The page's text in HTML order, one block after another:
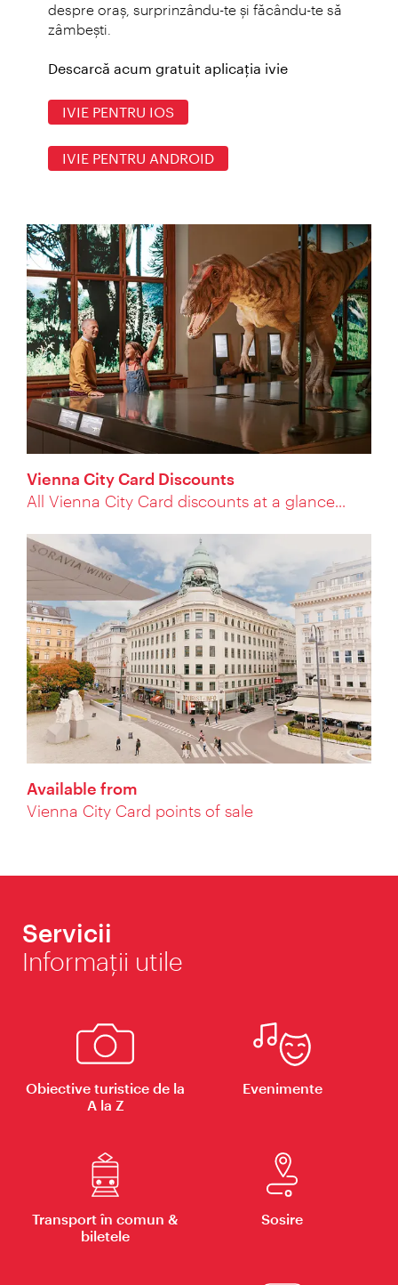
despre oraş, surprinzându-te şi făcându-te să
zâmbeşti.
Descarcă acum gratuit aplicaţia ivie
IVIE PENTRU IOS
IVIE PENTRU ANDROID
Vienna City Card Discounts
All Vienna City Card discounts at a glance...
Available from
Vienna City Card points of sale
Servicii
Informaţii utile
Obiective turistice de la
A la Z
Evenimente
Transport în comun &
biletele
Sosire